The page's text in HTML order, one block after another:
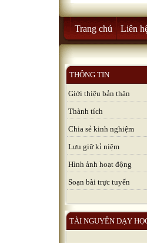
Trang chủ Liên
THÔNG TIN
Giới thiệu bản thân
Thành tích
Chia sẻ kinh nghiệm
Lưu giữ kỉ niệm
Hình ảnh hoạt động
Soạn bài trực tuyến
TÀI NGUYÊN DẠY